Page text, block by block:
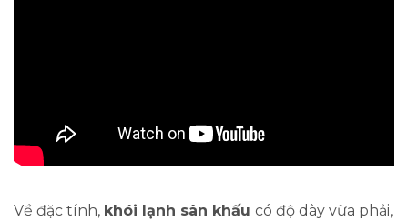
Về đặc tính, khói lạnh sân khấu có độ dày vừa phải,